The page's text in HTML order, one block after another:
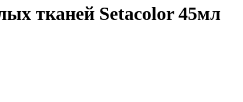
тканей Setacolor 45мл